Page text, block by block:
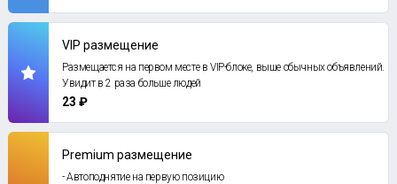
VIP размещение
Размещается на первом месте в VIP-блоке, выше обычных объявлений.
Увидит в 2 раза больше людей
23 ₽
Premium размещение
- Автоподнятие на первую позицию